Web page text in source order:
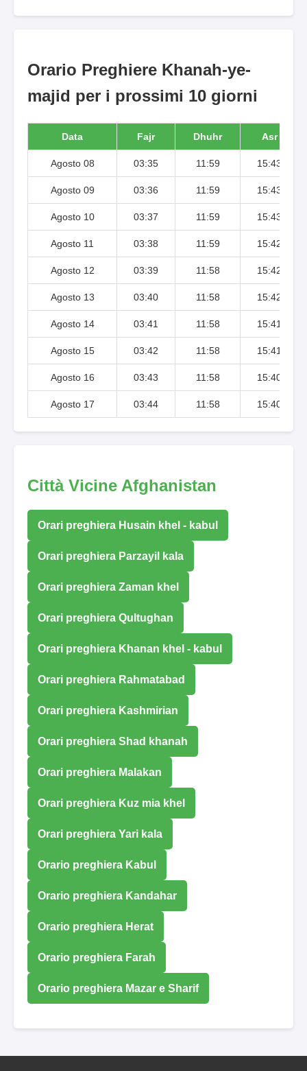
Orario Preghiere Khanah-ye-
majid per i prossimi 10 giorni
Data Fajr Dhuhr Asr
Agosto 08 03:35 11:59 15:43
Agosto 09 03:36 11:59 15:43
Agosto 10 03:37 11:59 15:43
Agosto 11 03:38 11:59 15:42
Agosto 12 03:39 11:58 15:42
Agosto 13 03:40 11:58 15:42
Agosto 14 03:41 11:58 15:41
Agosto 15 03:42 11:58 15:41
Agosto 16 03:43 11:58 15:40
Agosto 17 03:44 11:58 15:40
Città Vicine Afghanistan
Orari preghiera Husain khel - kabul
Orari preghiera Parzayil kala
Orari preghiera Zaman khel
Orari preghiera Qultughan
Orari preghiera Khanan khel - kabul
Orari preghiera Rahmatabad
Orari preghiera Kashmirian
Orari preghiera Shad khanah
Orari preghiera Malakan
Orari preghiera Kuz mia khel
Orari preghiera Yari kala
Orario preghiera Kabul
Orario preghiera Kandahar
Orario preghiera Herat
Orario preghiera Farah
Orario preghiera Mazar e Sharif